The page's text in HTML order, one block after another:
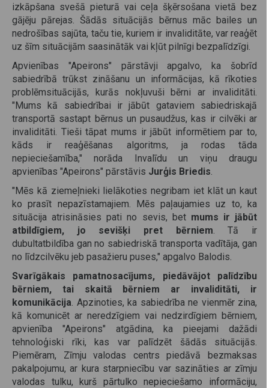
izkāpšana svešā pieturā vai ceļa šķērsošana vietā bez
gājēju pārejas. Šādās situācijās bērnus māc bailes un
nedrošības sajūta, taču tie, kuriem ir invaliditāte, var reaģēt
uz šīm situācijām saasinātāk vai kļūt pilnīgi bezpalīdzīgi.
Apvienības "Apeirons" pārstāvji apgalvo, ka šobrīd
sabiedrībā trūkst zināšanu un informācijas, kā rīkoties
problēmsituācijās, kurās nokļuvuši bērni ar invaliditāti.
"Mums kā sabiedrībai ir jābūt gataviem sabiedriskajā
transportā sastapt bērnus un pusaudžus, kas ir cilvēki ar
invaliditāti. Tieši tāpat mums ir jābūt informētiem par to,
kāds ir reaģēšanas algoritms, ja rodas tāda
nepieciešamība," norāda Invalīdu un viņu draugu
apvienības "Apeirons" pārstāvis Jurģis Briedis
"Mēs kā ziemeļnieki lielākoties negribam iet klāt un kaut
ko prasīt nepazīstamajiem. Mēs paļaujamies uz to, ka
situācija atrisināsies pati no sevis, bet mums ir jābūt
atbildīgiem, jo sevišķi pret bērniem . Tā ir
dubultatbildība gan no sabiedriskā transporta vadītāja, gan
no līdzcilvēku jeb pasažieru puses," apgalvo Balodis.
Svarīgākais pamatnosacījums, piedāvājot palīdzību
bērniem, tai skaitā bērniem ar invaliditāti, ir
komunikācija . Apzinoties, ka sabiedrība ne vienmēr zina,
kā komunicēt ar neredzīgiem vai nedzirdīgiem bērniem,
apvienība "Apeirons" atgādina, ka pieejami dažādi
tehnoloģiski rīki, kas var palīdzēt šādās situācijās.
Piemēram, Zīmju valodas centrs piedāvā bezmaksas
pakalpojumu, ar kura starpniecību var sazināties ar zīmju
valodas tulku, kurš pārtulko nepieciešamo informāciju,